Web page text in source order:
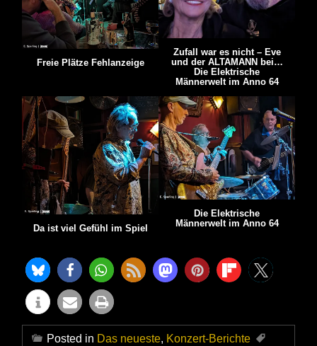
Freie Plätze Fehlanzeige
Zufall war es nicht – Eve
und der ALTAMANN bei…
Die Elektrische
Männerwelt im Anno 64
Da ist viel Gefühl im Spiel
Die Elektrische
Männerwelt im Anno 64
Posted in Das neueste, Konzert-Berichte